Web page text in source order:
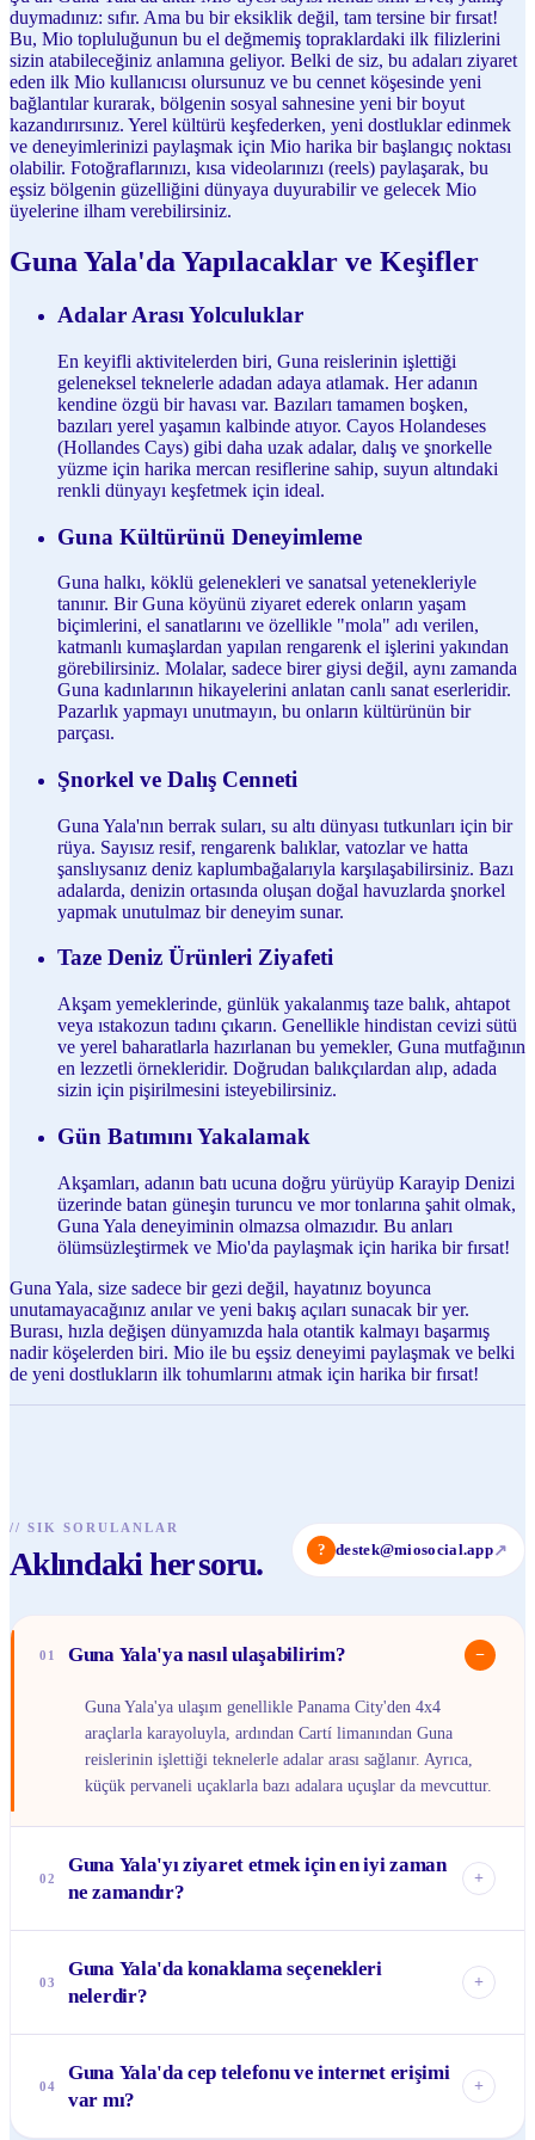
duymadınız: sıfır. Ama bu bir eksiklik değil, tam tersine bir fırsat!
Bu, Mio topluluğunun bu el değmemiş topraklardaki ilk filizlerini
sizin atabileceğiniz anlamına geliyor. Belki de siz, bu adaları ziyaret
eden ilk Mio kullanıcısı olursunuz ve bu cennet köşesinde yeni
bağlantılar kurarak, bölgenin sosyal sahnesine yeni bir boyut
kazandırırsınız. Yerel kültürü keşfederken, yeni dostluklar edinmek
ve deneyimlerinizi paylaşmak için Mio harika bir başlangıç noktası
olabilir. Fotoğraflarınızı, kısa videolarınızı (reels) paylaşarak, bu
eşsiz bölgenin güzelliğini dünyaya duyurabilir ve gelecek Mio
üyelerine ilham verebilirsiniz.
Guna Yala'da Yapılacaklar ve Keşifler
Adalar Arası Yolculuklar
En keyifli aktivitelerden biri, Guna reislerinin işlettiği
geleneksel teknelerle adadan adaya atlamak. Her adanın
kendine özgü bir havası var. Bazıları tamamen boşken,
bazıları yerel yaşamın kalbinde atıyor. Cayos Holandeses
(Hollandes Cays) gibi daha uzak adalar, dalış ve şnorkelle
yüzme için harika mercan resiflerine sahip, suyun altındaki
renkli dünyayı keşfetmek için ideal.
Guna Kültürünü Deneyimleme
Guna halkı, köklü gelenekleri ve sanatsal yetenekleriyle
tanınır. Bir Guna köyünü ziyaret ederek onların yaşam
biçimlerini, el sanatlarını ve özellikle "mola" adı verilen,
katmanlı kumaşlardan yapılan rengarenk el işlerini yakından
görebilirsiniz. Molalar, sadece birer giysi değil, aynı zamanda
Guna kadınlarının hikayelerini anlatan canlı sanat eserleridir.
Pazarlık yapmayı unutmayın, bu onların kültürünün bir
parçası.
Şnorkel ve Dalış Cenneti
Guna Yala'nın berrak suları, su altı dünyası tutkunları için bir
rüya. Sayısız resif, rengarenk balıklar, vatozlar ve hatta
şanslıysanız deniz kaplumbağalarıyla karşılaşabilirsiniz. Bazı
adalarda, denizin ortasında oluşan doğal havuzlarda şnorkel
yapmak unutulmaz bir deneyim sunar.
Taze Deniz Ürünleri Ziyafeti
Akşam yemeklerinde, günlük yakalanmış taze balık, ahtapot
veya ıstakozun tadını çıkarın. Genellikle hindistan cevizi sütü
ve yerel baharatlarla hazırlanan bu yemekler, Guna mutfağının
en lezzetli örnekleridir. Doğrudan balıkçılardan alıp, adada
sizin için pişirilmesini isteyebilirsiniz.
Gün Batımını Yakalamak
Akşamları, adanın batı ucuna doğru yürüyüp Karayip Denizi
üzerinde batan güneşin turuncu ve mor tonlarına şahit olmak,
Guna Yala deneyiminin olmazsa olmazıdır. Bu anları
ölümsüzleştirmek ve Mio'da paylaşmak için harika bir fırsat!
Guna Yala, size sadece bir gezi değil, hayatınız boyunca
unutamayacağınız anılar ve yeni bakış açıları sunacak bir yer.
Burası, hızla değişen dünyamızda hala otantik kalmayı başarmış
nadir köşelerden biri. Mio ile bu eşsiz deneyimi paylaşmak ve belki
de yeni dostlukların ilk tohumlarını atmak için harika bir fırsat!
// SIK SORULANLAR
Aklındaki her soru. ? destek@miosocial.app↗
01 Guna Yala'ya nasıl ulaşabilirim? −
Guna Yala'ya ulaşım genellikle Panama City'den 4x4
araçlarla karayoluyla, ardından Cartí limanından Guna
reislerinin işlettiği teknelerle adalar arası sağlanır. Ayrıca,
küçük pervaneli uçaklarla bazı adalara uçuşlar da mevcuttur.
02
Guna Yala'yı ziyaret etmek için en iyi zaman
ne zamandır?
+
olan Aralık'tan Nisan'a kadardır. Bu dönemde hava
genellikle güneşli ve deniz sakindir, bu da adalar arası
03
Guna Yala'da konaklama seçenekleri
nelerdir?
+
ailelerinin işlettiği bambu ve palmiye yaprağından yapılmış
kulübelerde veya daha konforlu, ancak yine de sade
04
Guna Yala'da cep telefonu ve internet erişimi
var mı?
+